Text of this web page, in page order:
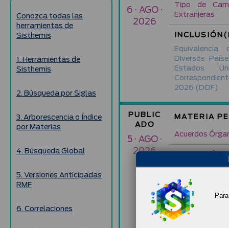
6 · AGO ·
2026
Tipo de
Extranjeras
Diversos
Estados
2026 (DOF)
PUBLIC
ADO
MATERIA
5 · AGO ·
2026
Acuerdos
Acuerdo A/
la Persona
de Control de
República
que se
Casos de
Conozca todas las
herramientas de
Sisthemis
1. Herramientas de
Sisthemis
2. Búsqueda por Siglas
3. Arborescencia o Índice
por Materias
4. Búsqueda Global
5. Versiones Anticipadas
RMF
6. Correlaciones